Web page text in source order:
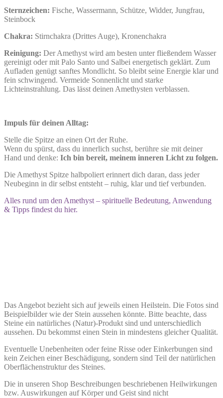
Sternzeichen: Fische, Wassermann, Schütze, Widder, Jungfrau,
Steinbock
Chakra: Stirnchakra (Drittes Auge), Kronenchakra
Reinigung: Der Amethyst wird am besten unter fließendem Wasser
gereinigt oder mit Palo Santo und Salbei energetisch geklärt. Zum
Aufladen genügt sanftes Mondlicht. So bleibt seine Energie klar und
fein schwingend. Vermeide Sonnenlicht und starke
Lichteinstrahlung. Das lässt deinen Amethysten verblassen.
Impuls für deinen Alltag:
Stelle die Spitze an einen Ort der Ruhe.
Wenn du spürst, dass du innerlich suchst, berühre sie mit deiner
Hand und denke: Ich bin bereit, meinem inneren Licht zu folgen.
Die Amethyst Spitze halbpoliert erinnert dich daran, dass jeder
Neubeginn in dir selbst entsteht – ruhig, klar und tief verbunden.
Alles rund um den Amethyst – spirituelle Bedeutung, Anwendung
& Tipps findest du hier.
Das Angebot bezieht sich auf jeweils einen Heilstein. Die Fotos sind
Beispielbilder wie der Stein aussehen könnte. Bitte beachte, dass
Steine ein natürliches (Natur)-Produkt sind und unterschiedlich
aussehen. Du bekommst einen Stein in mindestens gleicher Qualität.
Eventuelle Unebenheiten oder feine Risse oder Einkerbungen sind
kein Zeichen einer Beschädigung, sondern sind Teil der natürlichen
Oberflächenstruktur des Steines.
Die in unseren Shop Beschreibungen beschriebenen Heilwirkungen
bzw. Auswirkungen auf Körper und Geist sind nicht